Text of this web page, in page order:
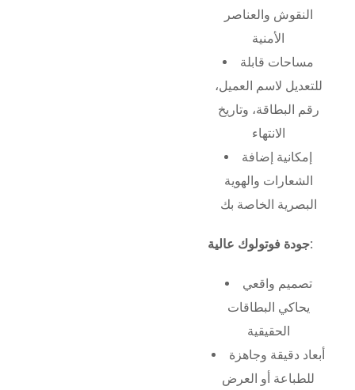
النقوش والعناصر
الأمنية
مساحات قابلة
للتعديل لاسم العميل،
رقم البطاقة، وتاريخ
الانتهاء
إمكانية إضافة
الشعارات والهوية
البصرية الخاصة بك
جودة فوتولوك عالية:
تصميم واقعي
يحاكي البطاقات
الحقيقية
أبعاد دقيقة وجاهزة
للطباعة أو العرض